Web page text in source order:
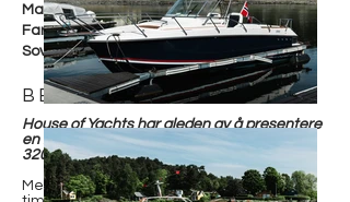
Materiale
Glassfiber
Farge
Hvit
Soveplasser
BESKRIVELSE
House of Yachts har gleden av å presentere
en meget velholdt og riktig utstyrt Saxdor
320 GTC, levert ny i Norge i 2023.
Med to Mercury 300 V8 AMS og kun ca. 80